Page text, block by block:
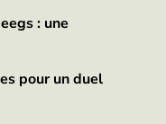
: une
pour un duel